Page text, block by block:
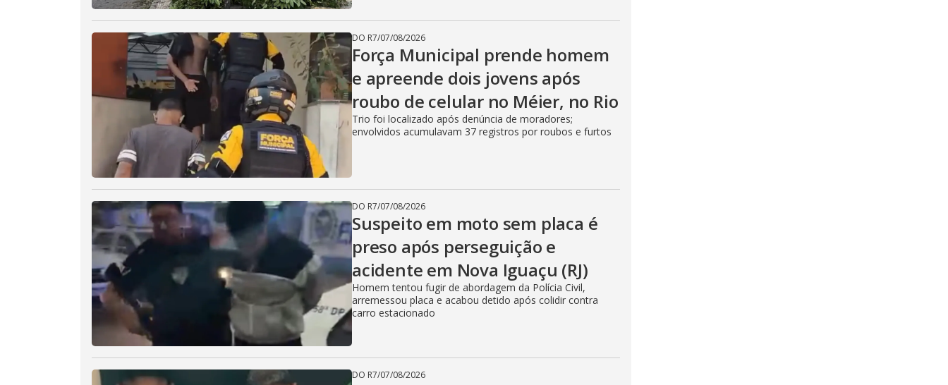
DO R7/07/08/2026
Força Municipal prende homem
e apreende dois jovens após
roubo de celular no Méier, no Rio
Trio foi localizado após denúncia de moradores;
envolvidos acumulavam 37 registros por roubos e furtos
DO R7/07/08/2026
Suspeito em moto sem placa é
preso após perseguição e
acidente em Nova Iguaçu (RJ)
Homem tentou fugir de abordagem da Polícia Civil,
arremessou placa e acabou detido após colidir contra
carro estacionado
DO R7/07/08/2026